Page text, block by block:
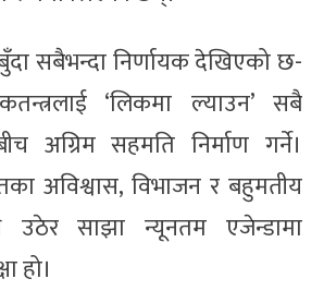
सबैभन्दा निर्णायक देखिएको छ-
‘लिकमा ल्याउन’ सबै
अग्रिम सहमति निर्माण गर्ने।
अविश्वास, विभाजन र बहुमतीय
उठेर साझा न्यूनतम एजेन्डामा
हो।